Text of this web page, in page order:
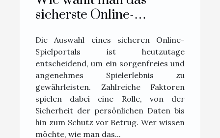
sicherste Online-
Die Auswahl eines sicheren Online-
Spielportals ist heutzutage
entscheidend, um ein sorgenfreies und
angenehmes Spielerlebnis zu
gewährleisten. Zahlreiche Faktoren
spielen dabei eine Rolle, von der
Sicherheit der persönlichen Daten bis
hin zum Schutz vor Betrug. Wer wissen
möchte, wie man das...